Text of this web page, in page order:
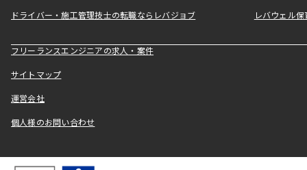
ドライバー・施工管理技士の転職ならレバジョブ レバウェル
フリーランスエンジニアの求人・案件
サイトマップ
運営会社
個人様のお問い合わせ